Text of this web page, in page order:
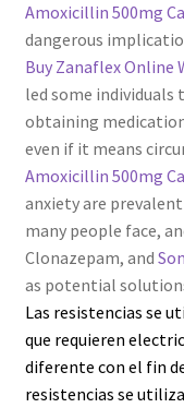
Amoxicillin 500mg
dangerous
Buy Zanaflex
led some
obtaining
even if it means
Amoxicillin 500mg
anxiety are prevalent
many people face,
Clonazepam, and
as potential
Las resistencias se
que requieren
diferente con el fin
resistencias se